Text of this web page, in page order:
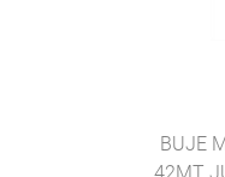
BUJE
42MT